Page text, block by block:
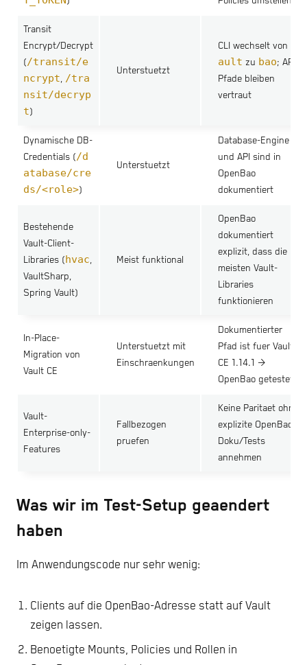
Transit
Encrypt/Decrypt
(/transit/e
ncrypt, /tra
nsit/decryp
t)
Unterstuetzt
CLI wechselt von
ault zu bao; API-
Pfade bleiben
vertraut
Dynamische DB-
Credentials (/d
atabase/cre
ds/<role>)
Unterstuetzt
Database-Engine
und API sind in
OpenBao
dokumentiert
Bestehende
Vault-Client-
Libraries (hvac,
VaultSharp,
Spring Vault)
Meist funktional
OpenBao
dokumentiert
explizit, dass die
meisten Vault-
Libraries
funktionieren
In-Place-
Migration von
Vault CE
Unterstuetzt mit
Einschraenkungen
Dokumentierter
Pfad ist fuer Vault
CE 1.14.1 ->
OpenBao getestet
Vault-
Enterprise-only-
Features
Fallbezogen
pruefen
Keine Paritaet ohne
explizite OpenBao-
Doku/Tests
annehmen
Was wir im Test-Setup geaendert
haben
Im Anwendungscode nur sehr wenig:
Clients auf die OpenBao-Adresse statt auf Vault
zeigen lassen.
Benoetigte Mounts, Policies und Rollen in